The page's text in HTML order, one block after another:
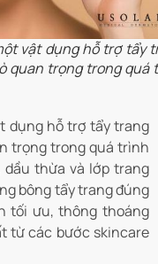
vật dụng hỗ trợ tẩy
quan trọng trong quá
dụng hỗ trợ tẩy trang
trọng trong quá trình
dầu thừa và lớp trang
bông tẩy trang đúng
tối ưu, thông thoáng
từ các bước skincare